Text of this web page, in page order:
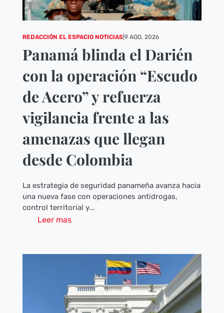
REDACCIÓN EL ESPACIO NOTICIAS| 9 AGO, 2026
Panamá blinda el Darién
con la operación “Escudo
de Acero” y refuerza
vigilancia frente a las
amenazas que llegan
desde Colombia
La estrategia de seguridad panameña avanza hacia
una nueva fase con operaciones antidrogas,
control territorial y...
Leer mas